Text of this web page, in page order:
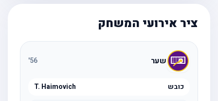
ציר אירועי המשחק
שער 56
'
כובש T. Haimovich